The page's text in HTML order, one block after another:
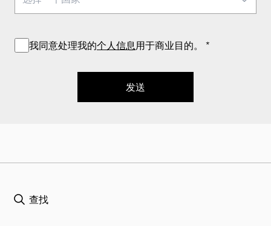
我同意处理我的个人信息 用于商业目的。 *
发送
查找